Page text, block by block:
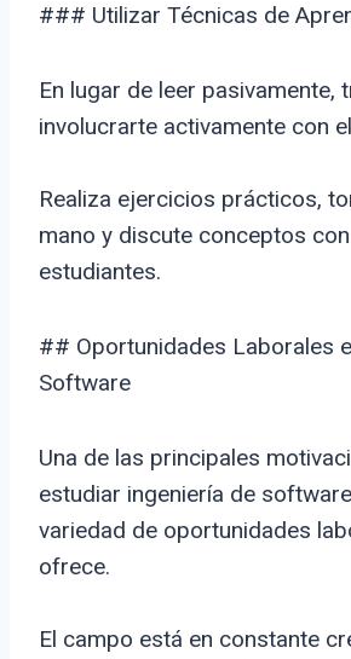
### Utilizar Técnicas de
En lugar de leer pasivamente,
involucrarte activamente con
Realiza ejercicios prácticos,
mano y discute conceptos
estudiantes.
## Oportunidades Laborales
Software
Una de las principales
estudiar ingeniería de
variedad de oportunidades
ofrece.
El campo está en constante